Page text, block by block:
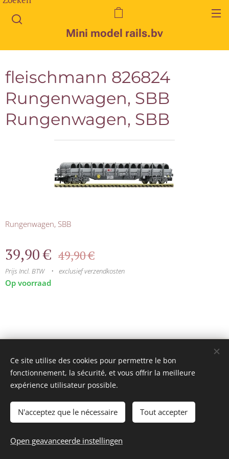
Mini model rails.bv
fleischmann 826824
Rungenwagen, SBB
Rungenwagen, SBB
Rungenwagen, SBB
39,90€ 49,90€
Prijs Incl. BTW exclusief verzendkosten
Op voorraad
Toevoegen aan de winkelwagen
mini model rails
Talen
Français
Nederlands
Ce site utilise des cookies pour permettre le bon
fonctionnement, la sécurité, et vous offrir la meilleure
expérience utilisateur possible.
N'acceptez que le nécessaire Tout accepter
Open geavanceerde instellingen